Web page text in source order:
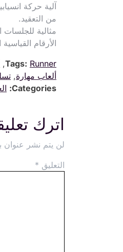
آلية حركة
من التعقيد.
مثالية للجلسات
الأرقام
Tags: Runner
,
ألعاب مهارة,
Categories:
اترك
لن يتم نشر عنوان
التعليق *